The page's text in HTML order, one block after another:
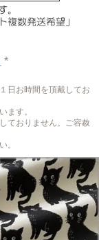
*
日お時間を頂戴してお
ます。
ておりません。ご容赦
。